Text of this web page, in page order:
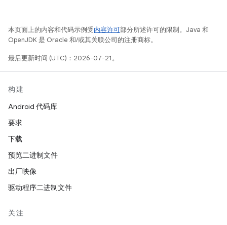
本页面上的内容和代码示例受内容许可部分所述许可的限制。Java 和
OpenJDK 是 Oracle 和/或其关联公司的注册商标。
最后更新时间 (UTC)：2026-07-21。
构建
Android 代码库
要求
下载
预览二进制文件
出厂映像
驱动程序二进制文件
关注